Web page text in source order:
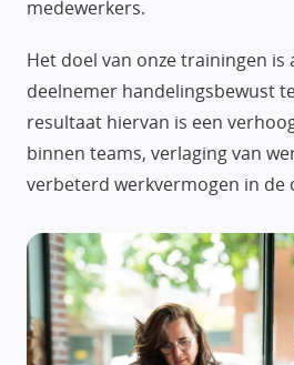
medewerkers.
Het doel van onze trainingen is
deelnemer handelingsbewust
resultaat hiervan is een
binnen teams, verlaging van
verbeterd werkvermogen in de